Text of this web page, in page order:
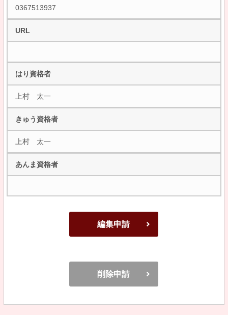
0367513937
URL
はり資格者
上村 太一
きゅう資格者
上村 太一
あんま資格者
編集申請
削除申請